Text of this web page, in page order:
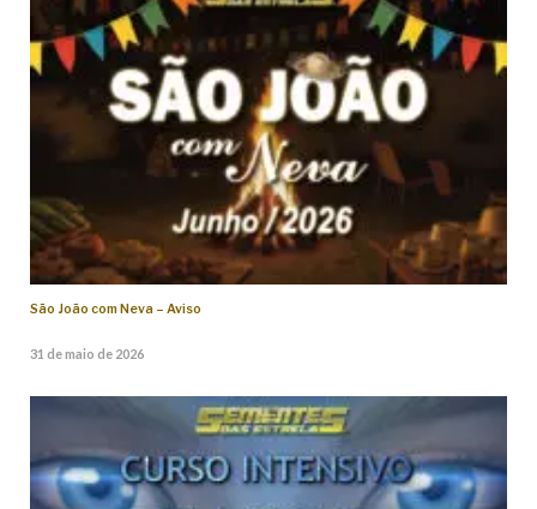
São João com Neva – Aviso
31 de maio de 2026